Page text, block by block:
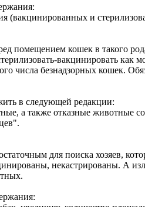
(вакцинированных и
помещением кошек в такого
вакцинировать
числа безнадзорных кошек.
в следующей редакции:
а также отказные животные
для поиска хозяев,
некастрированы. А